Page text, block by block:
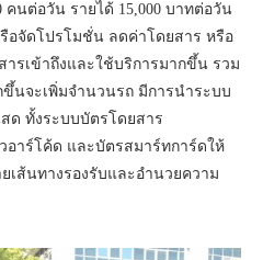
คนต่อวัน รายได้ 15,000 บาทต่อวัน
จัดโปรโมชั่น ลดค่าโดยสาร หรือ
ารเข้าถึงและใช้บริการมากขึ้น รวม
นจะเพิ่มจำนวนรถ มีการนำระบบ
ด ทั้งระบบบัตรโดยสาร
อาร์โค้ด และบัตรสมาร์ทการ์ดให้
เส้นทางรองรับและอำนวยความ